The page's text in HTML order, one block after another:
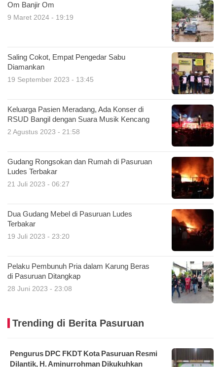
Om Banjir Om
9 Maret 2024 - 19:19
Saling Cokot, Empat Pengedar Sabu
Diamankan
19 September 2023 - 13:45
Keluarga Pasien Meradang, Ada Konser di
RSUD Bangil dengan Suara Musik Kencang
2 Agustus 2023 - 21:58
Gudang Rongsokan dan Rumah di Pasuruan
Ludes Terbakar
21 Juli 2023 - 06:27
Dua Gudang Mebel di Pasuruan Ludes
Terbakar
19 Juli 2023 - 23:20
Pelaku Pembunuh Pria dalam Karung Beras
di Pasuruan Ditangkap
28 Juni 2023 - 23:08
Trending di Berita Pasuruan
Pengurus DPC FKDT Kota Pasuruan Resmi
Dilantik, H. Aminurrohman Dikukuhkan